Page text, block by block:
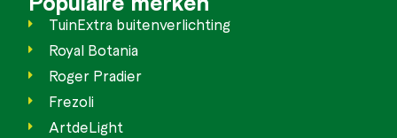
TuinExtra buitenverlichting
Royal Botania
Roger Pradier
Frezoli
ArtdeLight